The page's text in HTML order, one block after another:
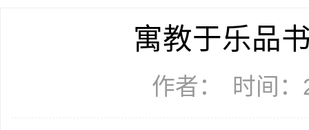
寓教于乐品
作者： 时间